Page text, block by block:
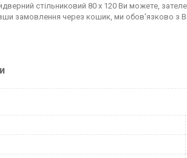
стільниковий 80 х 120 Ви можете,
замовлення через кошик, ми обов'язково з